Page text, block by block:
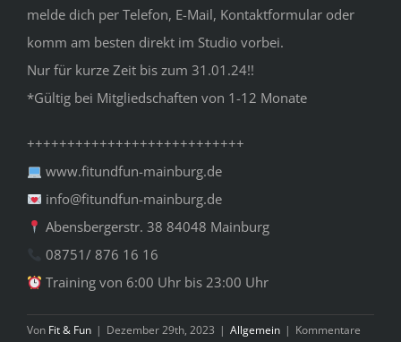
melde dich per Telefon, E-Mail, Kontaktformular oder
komm am besten direkt im Studio vorbei.⠀
Nur für kurze Zeit bis zum 31.01.24!!
*Gültig bei Mitgliedschaften von 1-12 Monate
+++++++++++++++++++++++++++
www.fitundfun-mainburg.de
info@fitundfun-mainburg.de
Abensbergerstr. 38 84048 Mainburg
08751/ 876 16 16
Training von 6:00 Uhr bis 23:00 Uhr
Von Fit & Fun | Dezember 29th, 2023 | Allgemein | Kommentare